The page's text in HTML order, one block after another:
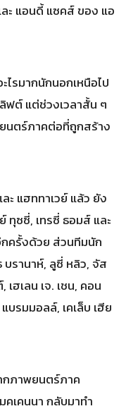
ะ แอนดี้ แซคส์ ของ แอ
ไรมากนักนอกเหนือไป
ฟต์ แต่ช่วงเวลาสั้น ๆ
นตร์ภาคต่อที่ถูกสร้าง
ะ แฮททาเวย์ แล้ว ยัง
ทุซซี่, เทรซี่ ธอมส์ และ
ครั้งด้วย ส่วนทีมนัก
บรานาห์, ลูซี่ หลิว, จัส
เฮเลน เจ. เชน, คอน
บรมมอลล์, เคเล็บ เฮีย
กภาพยนตร์ภาค
เคนนา กลับมาทำ